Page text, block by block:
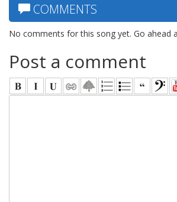
COMMENTS
No comments for this song yet. Go ahead
Post a comment